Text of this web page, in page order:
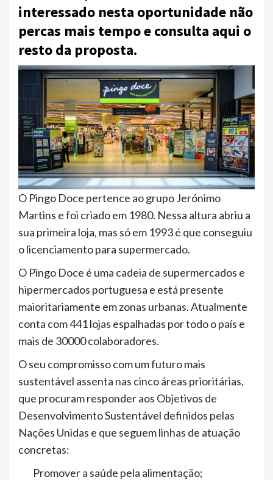
interessado nesta oportunidade não
percas mais tempo e consulta aqui o
resto da proposta.
O Pingo Doce pertence ao grupo Jerónimo
Martins e foi criado em 1980. Nessa altura abriu a
sua primeira loja, mas só em 1993 é que conseguiu
o licenciamento para supermercado.
O Pingo Doce é uma cadeia de supermercados e
hipermercados portuguesa e está presente
maioritariamente em zonas urbanas. Atualmente
conta com 441 lojas espalhadas por todo o país e
mais de 30000 colaboradores.
O seu compromisso com um futuro mais
sustentável assenta nas cinco áreas prioritárias,
que procuram responder aos Objetivos de
Desenvolvimento Sustentável definidos pelas
Nações Unidas e que seguem linhas de atuação
concretas:
Promover a saúde pela alimentação;